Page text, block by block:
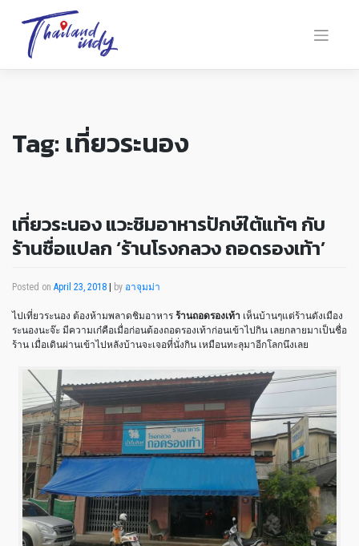
Tag: เที่ยวระนอง
เที่ยวระนอง แวะชิมอาหารปักษ์ใต้แท้ๆ กับ
ร้านชื่อแปลก ‘ร้านโรงกลวง ถอดรองเท้า’
Posted on April 23, 2018 | by อาจุมม่า
ไปเที่ยวระนอง ต้องห้ามพลาดชิมอาหาร ร้านถอดรองเท้า เห็นบ้านๆแต่ร้านดังเมือง
ระนองนะจ๊ะ มีความเก๋คือเมื่อก่อนต้องถอดรองเท้าก่อนเข้าไปกิน เลยกลายมาเป็นชื่อ
ร้าน เมื่อเดินผ่านเข้าไปหลังบ้านจะเจอที่นั่งกิน เหมือนทะลุมาอีกโลกนึงเลย